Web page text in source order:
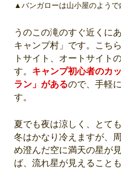
▲バンガローは山小屋のよう
うのこの滝のすぐ近くに
キャンプ村」です。こち
トサイト、オートサイト
す。 キャンプ初心者のカ
ラン」があるので、手軽
す。
夏でも夜は涼しく、とて
冬はかなり冷えますが、
め澄んだ空に満天の星が
ば、流れ星が見えること